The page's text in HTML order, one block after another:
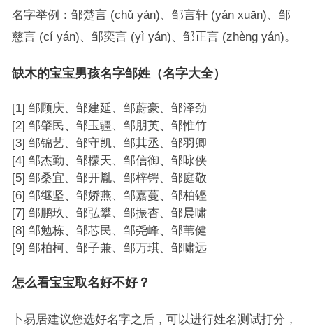
名字举例：邹楚言 (chǔ yán)、邹言轩 (yán xuān)、邹
慈言 (cí yán)、邹奕言 (yì yán)、邹正言 (zhèng yán)。
缺木的宝宝男孩名字邹姓（名字大全）
[1] 邹顾庆、邹建延、邹蔚豪、邹泽劲
[2] 邹肇民、邹玉疆、邹朋英、邹惟竹
[3] 邹锦艺、邹守凯、邹其丞、邹羽卿
[4] 邹杰勤、邹檬天、邹信御、邹咏侠
[5] 邹桑宜、邹开胤、邹梓锷、邹庭敬
[6] 邹继坚、邹娇燕、邹嘉蔓、邹柏铿
[7] 邹鹏玖、邹弘攀、邹振杏、邹晨啸
[8] 邹勉栋、邹芯民、邹尧峰、邹苇健
[9] 邹柏柯、邹子兼、邹万琪、邹啸远
怎么看宝宝取名好不好？
卜易居建议您选好名字之后，可以进行姓名测试打分，